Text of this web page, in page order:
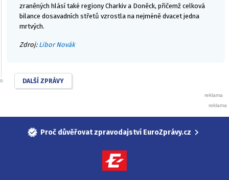
zraněných hlásí také regiony Charkiv a Doněck, přičemž celková
bilance dosavadních střetů vzrostla na nejméně dvacet jedna
mrtvých.
Zdroj: Libor Novák
DALŠÍ ZPRÁVY
Proč důvěřovat zpravodajství EuroZprávy.cz